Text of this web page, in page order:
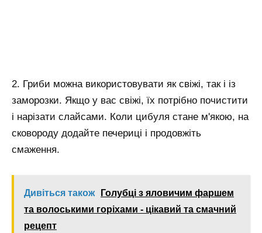
2. Гриби можна використовувати як свіжі, так і із
заморозки. Якщо у вас свіжі, їх потрібно почистити
і нарізати слайсами. Коли цибуля стане м'якою, на
сковороду додайте печериці і продовжіть
смаження.
Дивіться також
Голубці з яловичим фаршем
та волоськими горіхами - цікавий та смачний
рецепт